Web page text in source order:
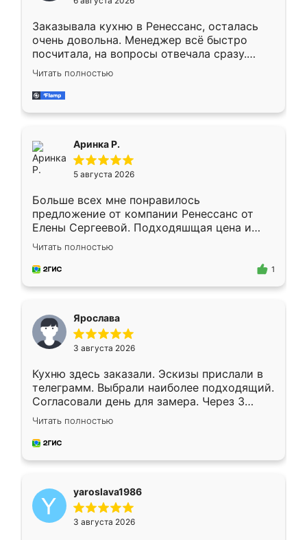
мебели буду заказывать только здесь.
Заказывала кухню в Ренессанс, осталась
очень довольна. Менеджер всё быстро
посчитала, на вопросы отвечала сразу.
Замерщик приехал в субботу, подошёл к
делу со всей ответственностью. Собрали
за день, ребята работали аккуратно, даже
Читать полностью
Аринка Р.
5 августа 2026
Больше всех мне понравилось
предложение от компании Ренессанс от
Елены Сергеевой. Подходяшщая цена и
короткие сроки изготовления. Приехавший
для замера сотрудник Владислав
предложил по моему эскизу самый
Читать полностью
1
Ярослава
3 августа 2026
Кухню здесь заказали. Эскизы прислали в
телеграмм. Выбрали наиболее подходящий.
Согласовали день для замера. Через 3
недели кухня была уже готова. Остались
довольны работой. Спасибо Ренессанс
мебель за качественную работу!
Читать полностью
yaroslava1986
3 августа 2026